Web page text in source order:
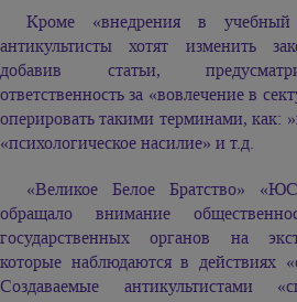
Кроме «внедрения в
антикультисты хотят изменить
добавив статьи,
ответственность за «вовлечение в
оперировать такими терминами, как:
«психологическое насилие» и т.д.
«Великое Белое Братство»
обращало внимание
государственных органов на
которые наблюдаются в действиях
Создаваемые антикультистами